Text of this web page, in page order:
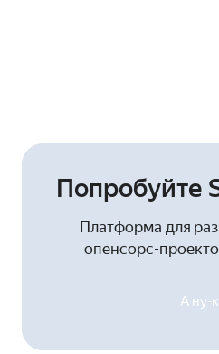
Попробуйте
Платформа для
опенсорс-
А ну-